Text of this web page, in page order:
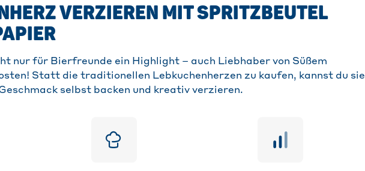
VERZIEREN MIT SPRITZBEUTEL
nur für Bierfreunde ein Highlight – auch Liebhaber von Süßem
Statt die traditionellen Lebkuchenherzen zu kaufen, kannst du sie
selbst backen und kreativ verzieren.